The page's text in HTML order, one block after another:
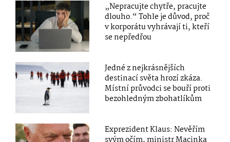
„Nepracujte chytře, pracujte
dlouho.“ Tohle je důvod, proč
v korporátu vyhrávají ti, kteří
se nepředřou
Jedné z nejkrásnějších
destinací světa hrozí zkáza.
Místní průvodci se bouří proti
bezohledným zbohatlíkům
Exprezident Klaus: Nevěřím